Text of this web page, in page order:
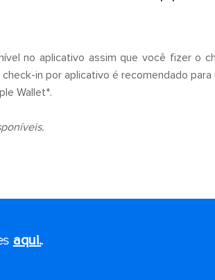
no aplicativo assim que você fizer o
in por aplicativo é recomendado para
Wallet*.
aqui..